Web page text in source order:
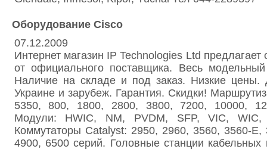
Оборудование Cisco
07.12.2009
Интернет магазин IP Technologies Ltd
от официального поставщика. Весь
Наличие на складе и под заказ. Низкие цены.
Украине и зарубеж. Гарантия. Скидки!
5350, 800, 1800, 2800, 3800, 7200, 10000,
Модули: HWIC, NM, PVDM, SFP, VIC,
Коммутаторы Catalyst: 2950, 2960, 3560, 3560-E,
4900, 6500 серий. Головные станции